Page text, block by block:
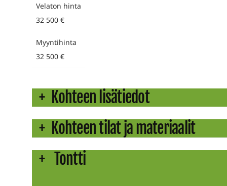
Velaton hinta
32 500 €
Myyntihinta
32 500 €
Kohteen lisätiedot
Kohteen tilat ja materiaalit
Tontti